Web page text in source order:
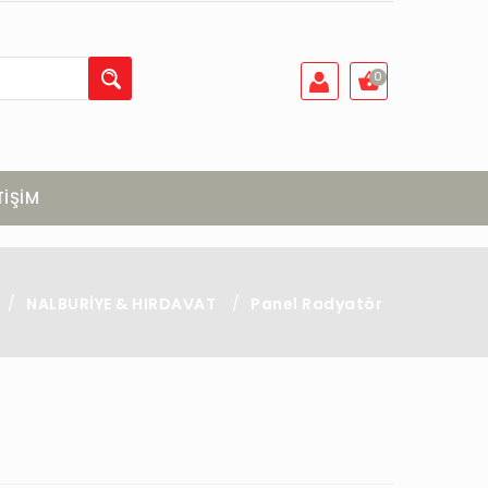
0
/ NALBURİYE & HIRDAVAT / Panel Radyatör